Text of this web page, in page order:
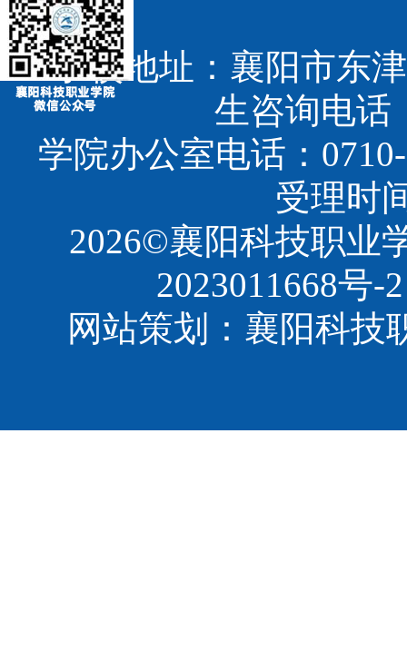
学校地址：襄阳市东
生咨询电话
学院办公室电话：
受理时
2026©襄阳科技职
2023011668号-2
网站策划：襄阳科